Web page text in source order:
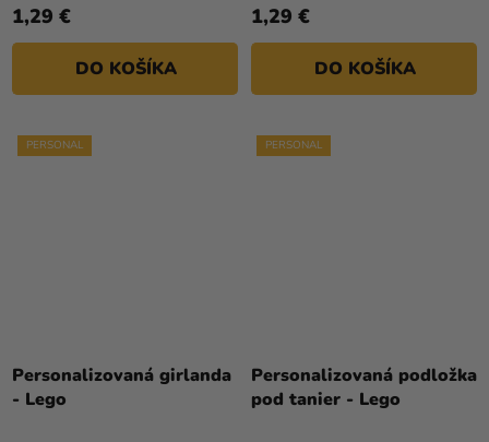
1,29 €
DO KOŠÍKA
1,29 €
DO KOŠÍKA
PERSONAL
Personalizovaná girlanda
- Lego
PERSONAL
Personalizovaná podložka
pod tanier - Lego